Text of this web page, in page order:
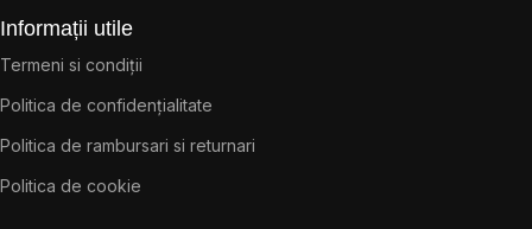
Informații utile
Termeni si condiții
Politica de confidențialitate
Politica de rambursari si returnari
Politica de cookie